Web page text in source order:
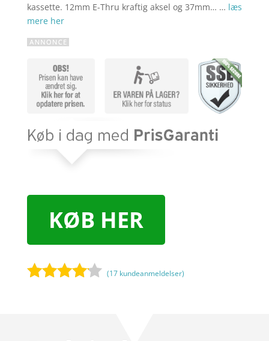
kassette. 12mm E-Thru kraftig aksel og 37mm… … læs
mere her
KØB HER
(17 kundeanmeldelser)